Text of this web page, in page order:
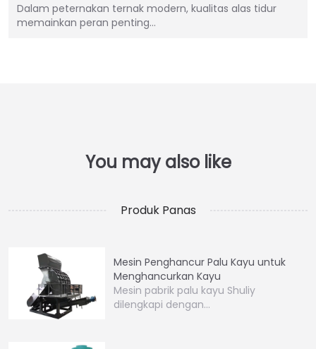
Dalam peternakan ternak modern, kualitas alas tidur
memainkan peran penting…
Produk Panas
Mesin Penghancur Palu Kayu untuk
Menghancurkan Kayu
Mesin pabrik palu kayu Shuliy
dilengkapi dengan…